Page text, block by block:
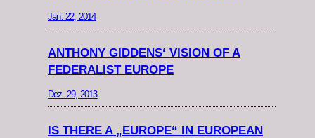
Jan. 22, 2014
ANTHONY GIDDENS‘ VISION OF A
FEDERALIST EUROPE
Dez. 29, 2013
IS THERE A „EUROPE“ IN EUROPEAN